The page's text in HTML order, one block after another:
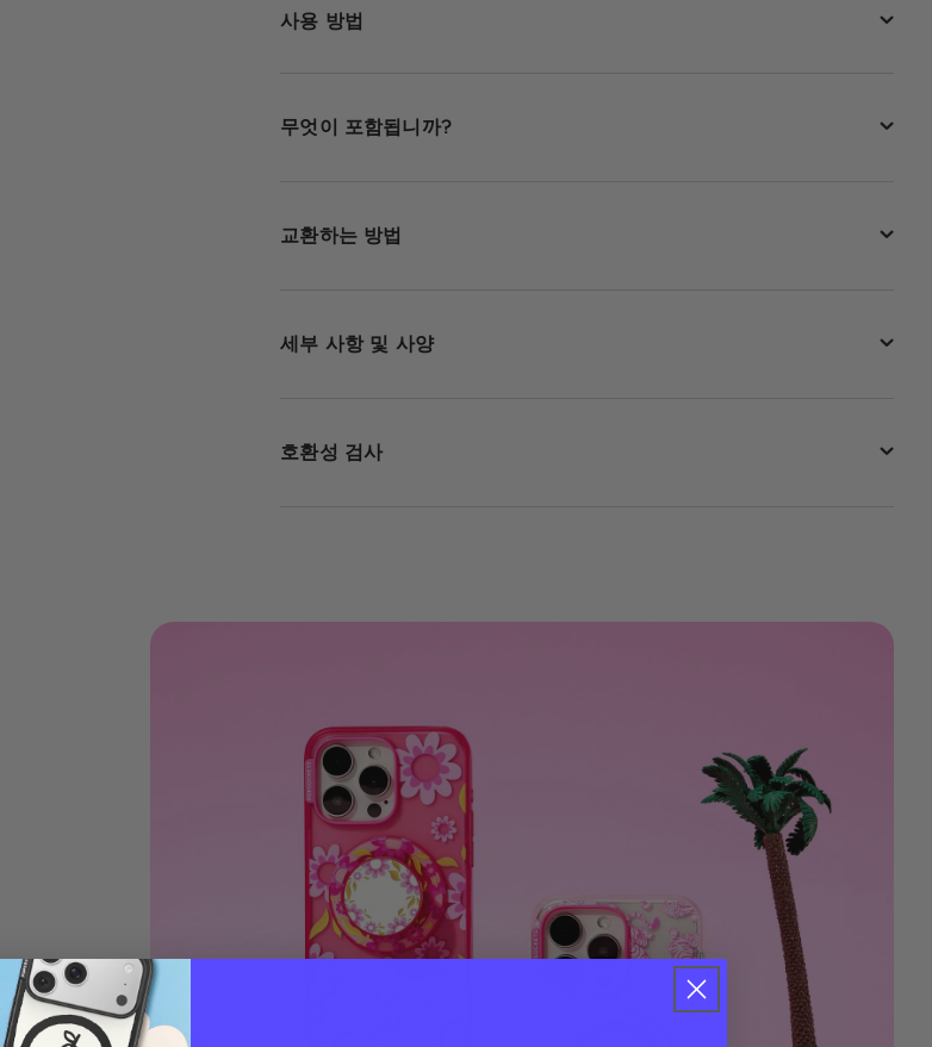
사용 방법
무엇이 포함됩니까?
교환하는 방법
세부 사항 및 사양
호환성 검사
.